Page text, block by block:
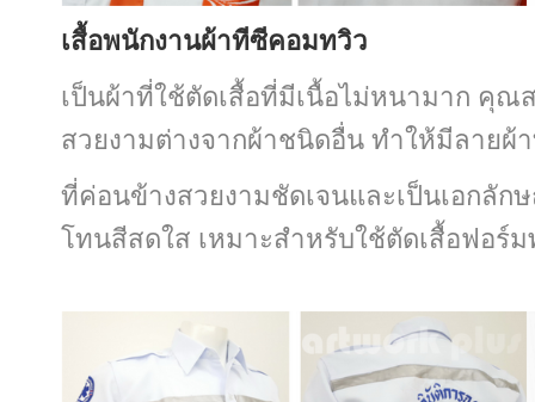
เสื้อพนักงานผ้าทีซีคอมทวิว
เป็นผ้าที่ใช้ตัดเสื้อที่มีเนื้อไม่หนามาก คุณ
สวยงามต่างจากผ้าชนิดอื่น ทำให้มีลายผ้
ที่ค่อนข้างสวยงามชัดเจนและเป็นเอกลั
โทนสีสดใส เหมาะสำหรับใช้ตัดเสื้อฟอร์